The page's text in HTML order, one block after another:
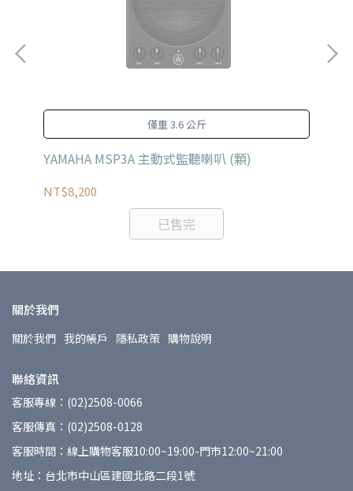
僅重 3.6 公斤
YAMAHA MSP3A 主動式監聽喇叭 (顆)
NT$8,200
已售完
關於我們
關於我們 我的帳戶 隱私政策 購物說明
聯絡資訊
客服專線：(02)2508-0066
客服傳真：(02)2508-0128
客服時間：線上購物客服10:00~19:00-門市12:00~21:00
地址：台北市中山區建國北路二段1號